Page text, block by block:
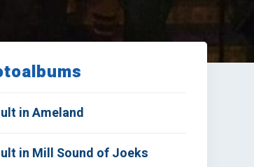
in Ameland
in Mill Sound of Joeks